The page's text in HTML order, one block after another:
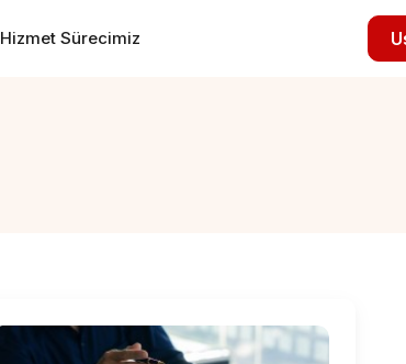
Hizmet Sürecimiz